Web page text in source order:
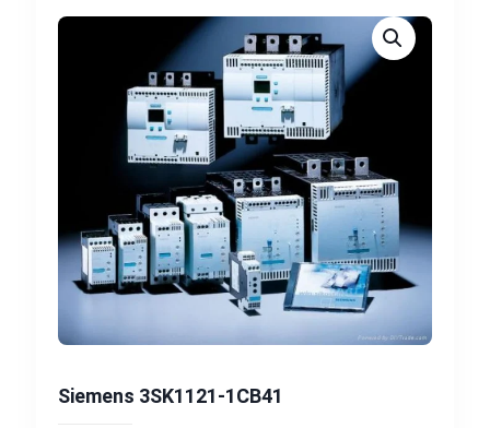
Siemens 3SK1121-1CB41